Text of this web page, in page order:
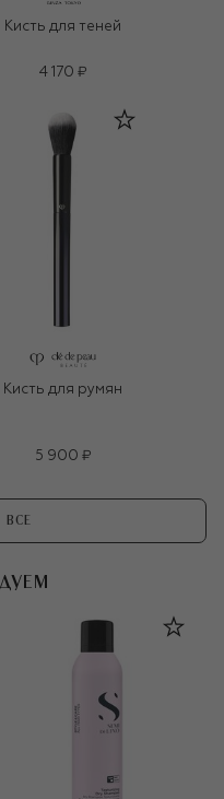
Кисть для теней
4 170 ₽
Кисть для румян
5 900 ₽
ВСЕ